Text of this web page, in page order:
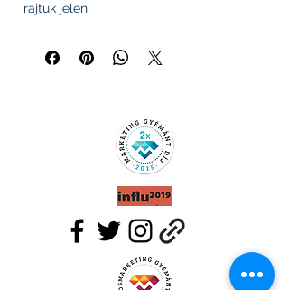
rajtuk jelen.
esettanulmányokon és feladatokon
oldalak kiválasztásától a trollok
kezelésén és az influencerekkel történő
együttműködéseken át egészen a
nyereményjátékokig.
kötés: füles, kartonált
ISBN: 9789632935256
Ára: 4.299,-, vagy csomagban
kedvezményesen!